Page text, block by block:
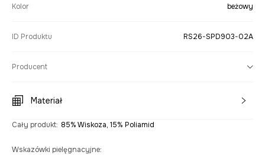
Kolor beżowy
ID Produktu RS26-SPD903-02A
Producent
Materiał
Cały produkt: 85% Wiskoza, 15% Poliamid
Wskazówki pielęgnacyjne: